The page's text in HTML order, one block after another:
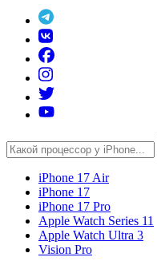
iPhone 17 Air
iPhone 17
iPhone 17 Pro
Apple Watch Series 11
Apple Watch Ultra 3
Vision Pro